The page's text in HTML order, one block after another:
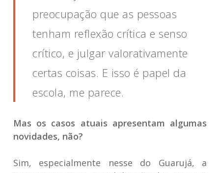
preocupação que as pessoas
tenham reflexão crítica e senso
crítico, e julgar valorativamente
certas coisas. E isso é papel da
escola, me parece.
Mas os casos atuais apresentam algumas
novidades, não?
Sim, especialmente nesse do Guarujá, a